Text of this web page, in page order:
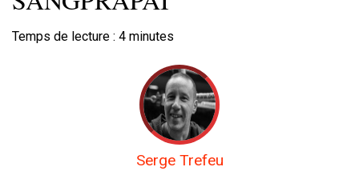
Temps de lecture : 4 minutes
Serge Trefeu